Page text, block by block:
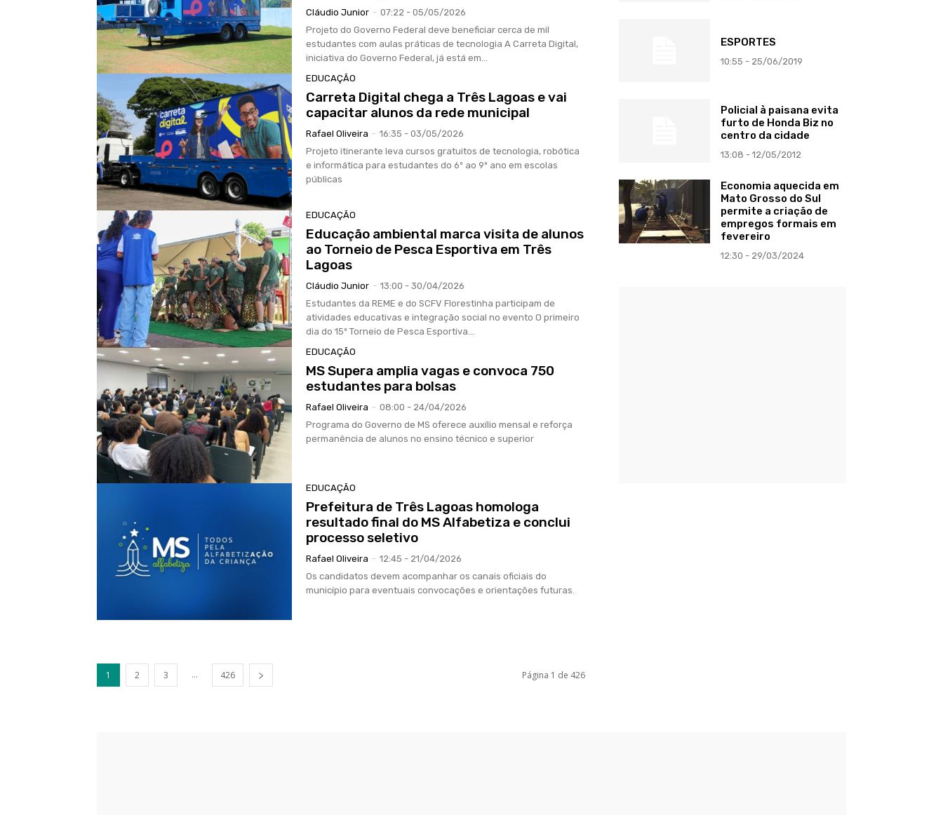
Cláudio Junior - 07:22 - 05/05/2026
Projeto do Governo Federal deve beneficiar cerca de mil
estudantes com aulas práticas de tecnologia A Carreta Digital,
iniciativa do Governo Federal, já está em...
EDUCAÇÃO
Carreta Digital chega a Três Lagoas e vai
capacitar alunos da rede municipal
Rafael Oliveira - 16:35 - 03/05/2026
Projeto itinerante leva cursos gratuitos de tecnologia, robótica
e informática para estudantes do 6º ao 9º ano em escolas
públicas
EDUCAÇÃO
Educação ambiental marca visita de alunos
ao Torneio de Pesca Esportiva em Três
Lagoas
Cláudio Junior - 13:00 - 30/04/2026
Estudantes da REME e do SCFV Florestinha participam de
atividades educativas e integração social no evento O primeiro
dia do 15º Torneio de Pesca Esportiva...
EDUCAÇÃO
MS Supera amplia vagas e convoca 750
estudantes para bolsas
Rafael Oliveira - 08:00 - 24/04/2026
Programa do Governo de MS oferece auxílio mensal e reforça
permanência de alunos no ensino técnico e superior
EDUCAÇÃO
Prefeitura de Três Lagoas homologa
resultado final do MS Alfabetiza e conclui
processo seletivo
Rafael Oliveira - 12:45 - 21/04/2026
Os candidatos devem acompanhar os canais oficiais do
município para eventuais convocações e orientações futuras.
1 2 3 ... 426 Página 1 de 426
ESPORTES
10:55 - 25/06/2019
Policial à paisana evita
furto de Honda Biz no
centro da cidade
13:08 - 12/05/2012
Economia aquecida em
Mato Grosso do Sul
permite a criação de
empregos formais em
fevereiro
12:30 - 29/03/2024